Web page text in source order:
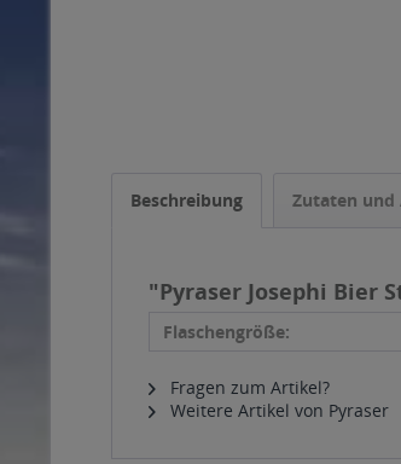
Beschreibung Zutaten und
"Pyraser Josephi Bier
Flaschengröße:
Fragen zum Artikel?
Weitere Artikel von Pyraser